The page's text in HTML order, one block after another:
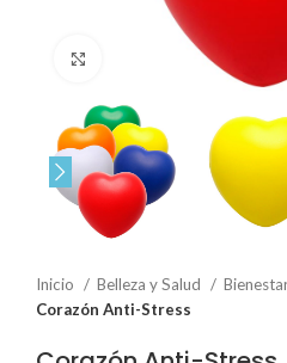
Click to enlarge
Inicio Belleza y Salud
Corazón Anti-Stress